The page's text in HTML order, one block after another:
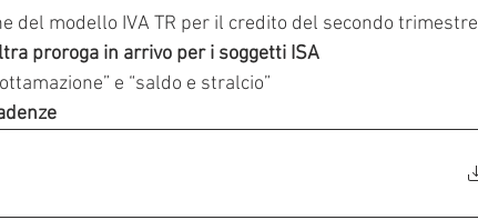
del modello IVA TR per il credito del secondo trimestre
proroga in arrivo per i soggetti ISA
e “saldo e stralcio”